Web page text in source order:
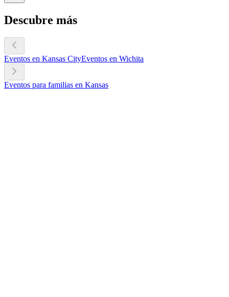
Descubre más
Eventos en Kansas CityEventos en Wichita
Eventos para familias en Kansas